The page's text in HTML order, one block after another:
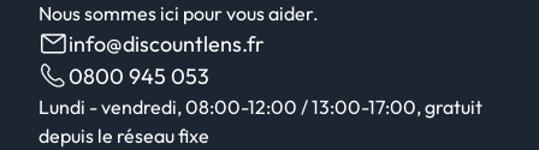
Nous sommes ici pour vous aider.
info@discountlens.fr
0800 945 053
Lundi - vendredi, 08:00-12:00 / 13:00-17:00, gratuit
depuis le réseau fixe